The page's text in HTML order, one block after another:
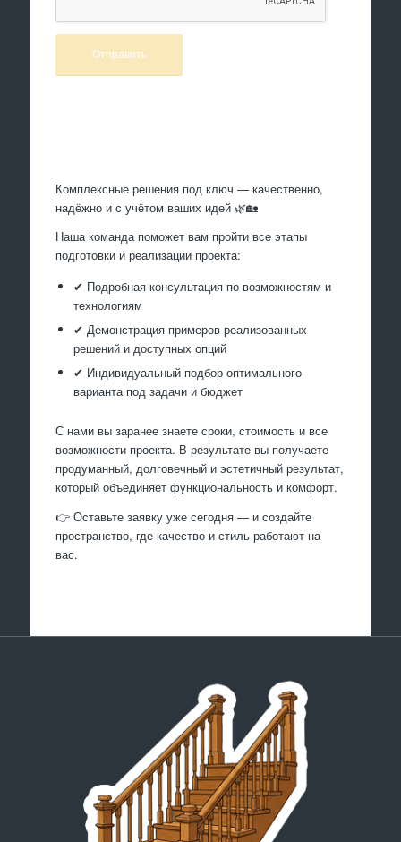
Комплексные решения под ключ — качественно,
надёжно и с учётом ваших идей 🌿🏡
Наша команда поможет вам пройти все этапы
подготовки и реализации проекта:
✔ Подробная консультация по возможностям и
технологиям
✔ Демонстрация примеров реализованных
решений и доступных опций
✔ Индивидуальный подбор оптимального
варианта под задачи и бюджет
С нами вы заранее знаете сроки, стоимость и все
возможности проекта. В результате вы получаете
продуманный, долговечный и эстетичный результат,
который объединяет функциональность и комфорт.
👉 Оставьте заявку уже сегодня — и создайте
пространство, где качество и стиль работают на
вас.